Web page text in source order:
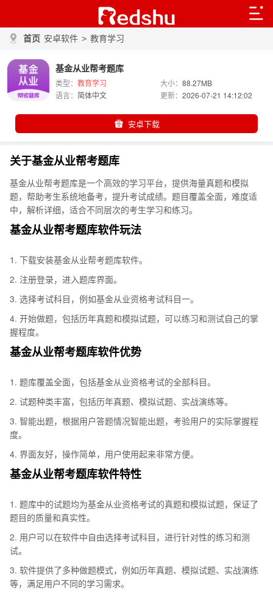
首页 安卓软件 > 教育学习
基金从业帮考题库
类型： 教育学习 大小：88.27MB
语言： 简体中文 更新：2026-07-21 14:12:02
安卓下载
关于基金从业帮考题库
基金从业帮考题库是一个高效的学习平台，提供海量真题和模拟
题，帮助考生系统地备考，提升考试成绩。题目覆盖全面，难度适
中，解析详细，适合不同层次的考生学习和练习。
基金从业帮考题库软件玩法
1. 下载安装基金从业帮考题库软件。
2. 注册登录，进入题库界面。
3. 选择考试科目，例如基金从业资格考试科目一。
4. 开始做题，包括历年真题和模拟试题，可以练习和测试自己的掌
握程度。
基金从业帮考题库软件优势
1. 题库覆盖全面，包括基金从业资格考试的全部科目。
2. 试题种类丰富，包括历年真题、模拟试题、实战演练等。
3. 智能出题，根据用户答题情况智能出题，考验用户的实际掌握程
度。
4. 界面友好，操作简单，用户使用起来非常方便。
基金从业帮考题库软件特性
1. 题库中的试题均为基金从业资格考试的真题和模拟试题，保证了
题目的质量和真实性。
2. 用户可以在软件中自由选择考试科目，进行针对性的练习和测
试。
3. 软件提供了多种做题模式，例如历年真题、模拟试题、实战演练
等，满足用户不同的学习需求。